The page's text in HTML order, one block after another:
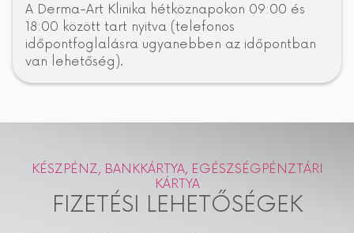
A Derma-Art Klinika hétköznapokon 09:00 és
18:00 között tart nyitva (telefonos
időpontfoglalásra ugyanebben az időpontban
van lehetőség).
KÉSZPÉNZ, BANKKÁRTYA, EGÉSZSÉGPÉNZTÁRI
KÁRTYA
FIZETÉSI LEHETŐSÉGEK